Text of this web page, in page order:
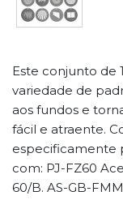
Este conjunto de
variedade de
aos fundos e
fácil e atraente.
especificamente
com: PJ-FZ60
60/B. AS-GB-